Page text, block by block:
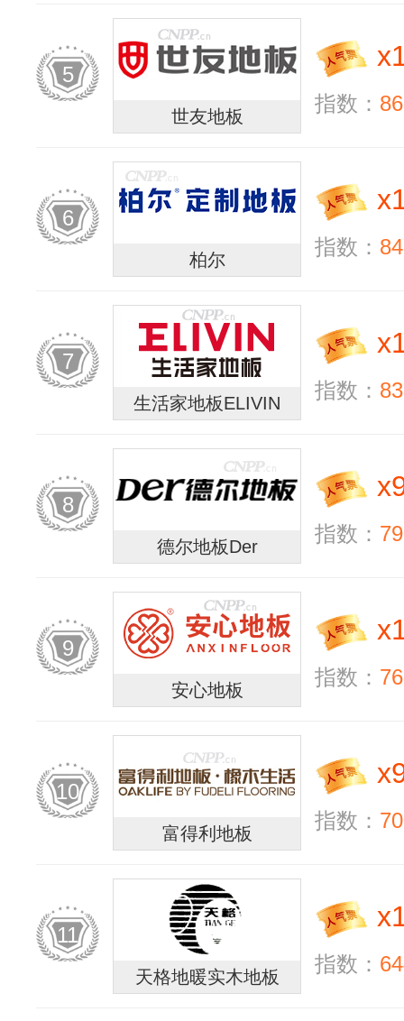
5
世友地板
x
指数：
6
柏尔
x
指数：
7
生活家地板ELIVIN
x
指数：
8
德尔地板Der
x
指数：
9
安心地板
x
指数：
10
富得利地板
x
指数：
11
天格地暖实木地板
x
指数：